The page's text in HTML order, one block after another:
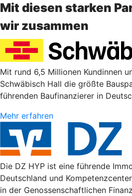
Mit diesen starken
wir zusammen
Mit rund 6,5 Millionen Kundinnen
Schwäbisch Hall die größte
führenden Baufinanzierer in
Mehr erfahren
Die DZ HYP ist eine führende
Deutschland und
in der Genossenschaftlichen